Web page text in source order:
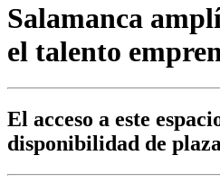
Salamanca
el talento
El acceso a este
disponibilidad de